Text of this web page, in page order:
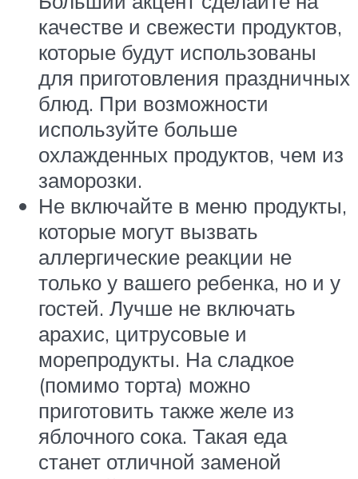
качестве и свежести продуктов,
которые будут использованы
для приготовления праздничных
блюд. При возможности
используйте больше
охлажденных продуктов, чем из
заморозки.
Не включайте в меню продукты,
которые могут вызвать
аллергические реакции не
только у вашего ребенка, но и у
гостей. Лучше не включать
арахис, цитрусовые и
морепродукты. На сладкое
(помимо торта) можно
приготовить также желе из
яблочного сока. Такая еда
станет отличной заменой